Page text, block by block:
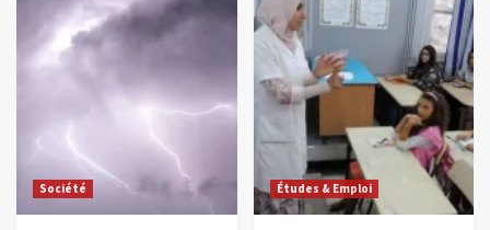
Société Études & Emploi